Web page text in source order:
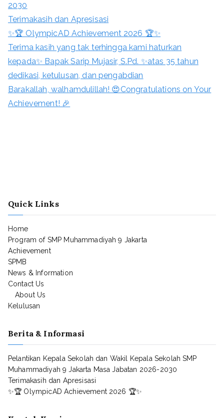
2030
Terimakasih dan Apresisasi
✨🏆 OlympicAD Achievement 2026 🏆✨
Terima kasih yang tak terhingga kami haturkan
kepada✨ Bapak Sarip Mujasir, S.Pd. ✨atas 35 tahun
dedikasi, ketulusan, dan pengabdian
Barakallah, walhamdulillah! 😍Congratulations on Your
Achievement! 🎉
Quick Links
Home
Program of SMP Muhammadiyah 9 Jakarta
Achievement
SPMB
News & Information
Contact Us
About Us
Kelulusan
Berita & Informasi
Pelantikan Kepala Sekolah dan Wakil Kepala Sekolah SMP
Muhammadiyah 9 Jakarta Masa Jabatan 2026-2030
Terimakasih dan Apresisasi
✨🏆 OlympicAD Achievement 2026 🏆✨